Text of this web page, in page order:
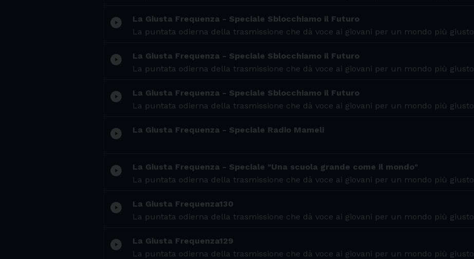
play_circle_filled
La Giusta Frequenza - Speciale Sblocchiamo il Futuro
La puntata odierna della trasmissione che dà voce ai giovani per un mondo più giusto
play_circle_filled
La Giusta Frequenza - Speciale Sblocchiamo il Futuro
La puntata odierna della trasmissione che dà voce ai giovani per un mondo più giusto
play_circle_filled
La Giusta Frequenza - Speciale Sblocchiamo il Futuro
La puntata odierna della trasmissione che dà voce ai giovani per un mondo più giusto
play_circle_filled La Giusta Frequenza - Speciale Radio Mameli
play_circle_filled
La Giusta Frequenza - Speciale "Una scuola grande come il mondo"
La puntata odierna della trasmissione che dà voce ai giovani per un mondo più giusto
play_circle_filled
La Giusta Frequenza130
La puntata odierna della trasmissione che dà voce ai giovani per un mondo più giusto
play_circle_filled
La Giusta Frequenza129
La puntata odierna della trasmissione che dà voce ai giovani per un mondo più giusto